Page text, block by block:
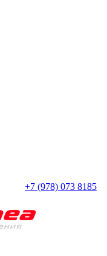
+7 (978) 073 8185